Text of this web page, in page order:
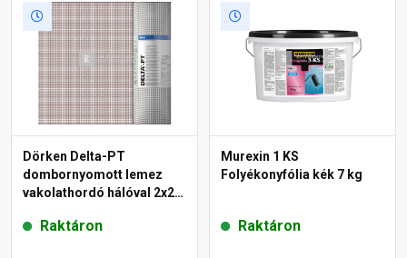
Dörken Delta-PT
dombornyomott lemez
vakolathordó hálóval 2x20
Raktáron
Murexin 1 KS
Folyékonyfólia kék 7 kg
Raktáron